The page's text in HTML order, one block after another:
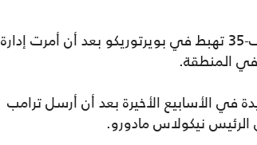
والسبت الماضي، شوهدت خمس طائرات أميركية من طراز إف-35 تهبط في بويرتوريكو بعد أن أمرت إدارة
المنطقة.
في الأسابيع الأخيرة بعد أن أرسل ترامب
نيكولاس مادورو.